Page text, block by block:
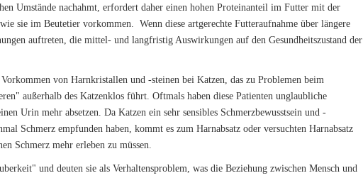
Umstände nachahmt, erfordert daher einen hohen Proteinanteil im Futter mit der
sie im Beutetier vorkommen. Wenn diese artgerechte Futteraufnahme über längere
auftreten, die mittel- und langfristig Auswirkungen auf den Gesundheitszustand der
von Harnkristallen und -steinen bei Katzen, das zu Problemen beim
außerhalb des Katzenklos führt. Oftmals haben diese Patienten unglaubliche
Urin mehr absetzen. Da Katzen ein sehr sensibles Schmerzbewusstsein und -
Schmerz empfunden haben, kommt es zum Harnabsatz oder versuchten Harnabsatz
Schmerz mehr erleben zu müssen.
und deuten sie als Verhaltensproblem, was die Beziehung zwischen Mensch und